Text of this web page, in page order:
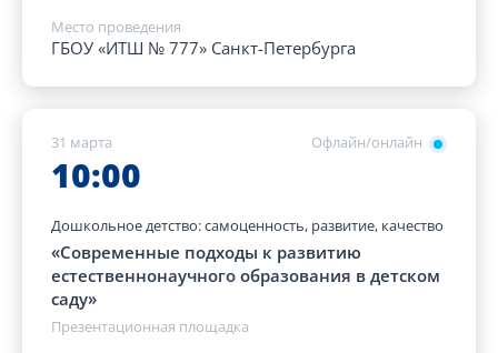
Место проведения
ГБОУ «ИТШ № 777» Санкт-Петербурга
Офлайн/онлайн
31 марта
10:00
Дошкольное детство: самоценность, развитие, качество
«Современные подходы к развитию
естественнонаучного образования в детском
саду»
Презентационная площадка